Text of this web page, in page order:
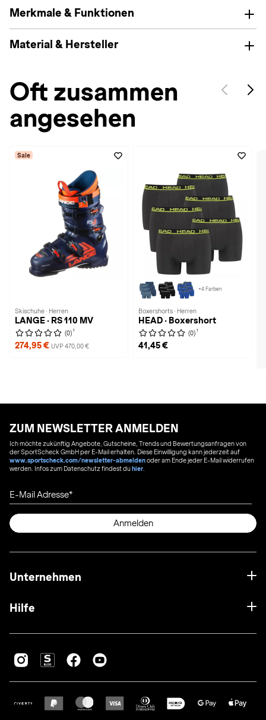
Merkmale & Funktionen
Material & Hersteller
Oft zusammen
angesehen
Sale
Skischuhe · Herren
LANGE · RS 110 MV
(0) 1
274,95 € UVP 470,00 €
+4 Farben
Boxershorts · Herren
HEAD · Boxershort
(0) 1
41,45 €
ZUM NEWSLETTER ANMELDEN
Ich möchte zukünftig Angebote, Gutscheine, Trends und Bewertungsanfragen von
der SportScheck GmbH per E-Mail erhalten. Diese Einwilligung kann jederzeit auf
www.sportscheck.com/newsletter-abmeldenoder am Ende jeder E-Mail widerrufen
werden. Infos zum Datenschutz findest duhier
E-Mail Adresse
Anmelden
Unternehmen
Hilfe